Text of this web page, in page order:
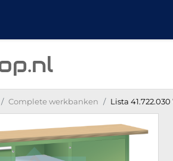
.nl
Complete werkbanken Lista